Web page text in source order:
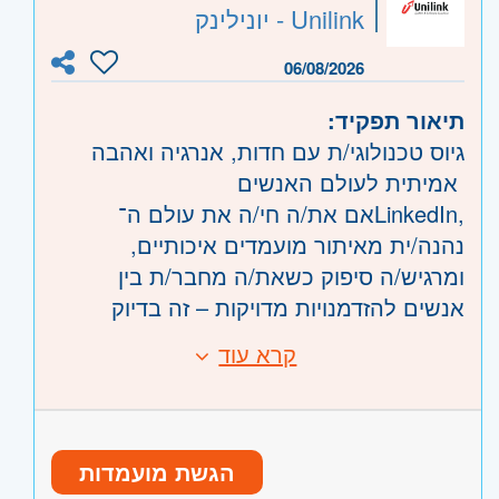
ויכולת עבודה בצוות.
קוד משרה:233672
- תל אביב, פתח תקווה, רמת גן
ובת-ים, מודיעין, שוהם
שרון - רעננה, כפר סבא והוד השרון, ראש
העין, הרצליה ורמת השרון
השפלה- ראשון לציון ונס- ציונה, רמלה לוד,
רחובות, יבנה
Unilink - יונילינק
06/08/2026
תיאור תפקיד:
אם את/ה חי/ה את עולם ה־LinkedIn,
נהנה/ית מאיתור מועמדים איכותיים,
ומרגיש/ה סיפוק כשאת/ה מחבר/ת בין
אנשים להזדמנויות מדויקות – זה בדיוק
איתור ומיון מועמדים לתפקידים טכנולוגיים
משרה מלאה בסביבה טכנולוגית צעירה,
משרדים נוחים ומודרניים עם נגישות גבוהה
קרא עוד
הגשת מועמדות